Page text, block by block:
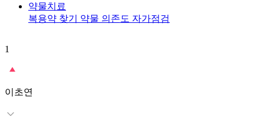
약물치료
복용약 찾기 약물 의존도 자가점검
1
이초연